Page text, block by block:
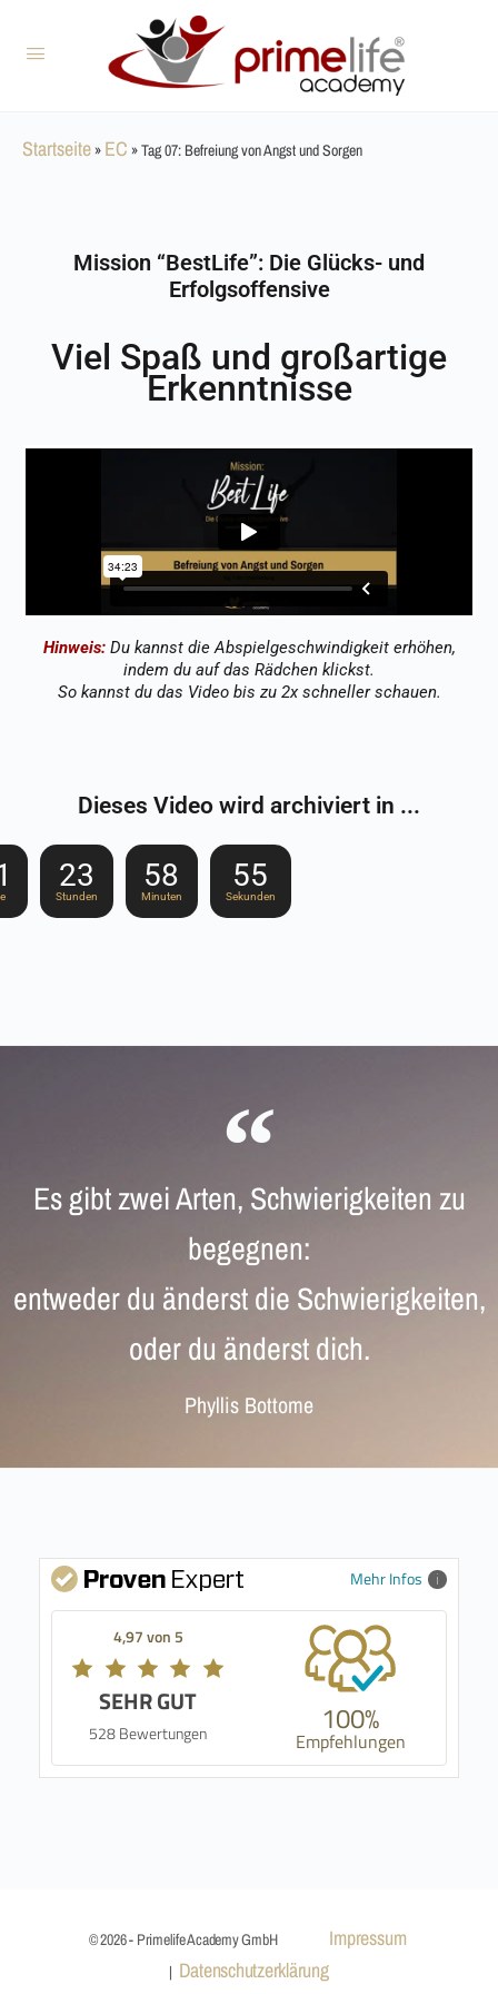
Startseite» EC »Tag 07: Befreiung von Angst und Sorgen
Mission “BestLife”: Die Glücks- und
Erfolgsoffensive
Viel Spaß und großartige
Erkenntnisse
Hinweis:Du kannst die Abspielgeschwindigkeit erhöhen,
indem du auf das Rädchen klickst.
So kannst du das Video bis zu 2x schneller schauen.
Dieses Video wird archiviert in ...
23
Stunden
58
Minuten
54
Sekunden
Es gibt zwei Arten, Schwierigkeiten zu
begegnen:
entweder du änderst die Schwierigkeiten,
oder du änderst dich.
Phyllis Bottome
Mehr Infos
4,97 von 5
SEHR GUT
528 Bewertungen 100%
Empfehlungen
© 2026 - Primelife Academy GmbH Impressum
| Datenschutzerklärung